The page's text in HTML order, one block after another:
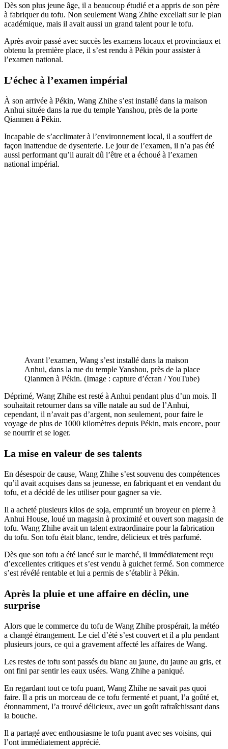
Dès son plus jeune âge, il a beaucoup étudié et a appris de son père
à fabriquer du tofu. Non seulement Wang Zhihe excellait sur le plan
académique, mais il avait aussi un grand talent pour le tofu.
Après avoir passé avec succès les examens locaux et provinciaux et
obtenu la première place, il s’est rendu à Pékin pour assister à
l’examen national.
L’échec à l’examen impérial
À son arrivée à Pékin, Wang Zhihe s’est installé dans la maison
Anhui située dans la rue du temple Yanshou, près de la porte
Qianmen à Pékin.
Incapable de s’acclimater à l’environnement local, il a souffert de
façon inattendue de dysenterie. Le jour de l’examen, il n’a pas été
aussi performant qu’il aurait dû l’être et a échoué à l’examen
national impérial.
Avant l’examen, Wang s’est installé dans la maison
Anhui, dans la rue du temple Yanshou, près de la place
Qianmen à Pékin. (Image : capture d’écran / YouTube)
Déprimé, Wang Zhihe est resté à Anhui pendant plus d’un mois. Il
souhaitait retourner dans sa ville natale au sud de l’Anhui,
cependant, il n’avait pas d’argent, non seulement, pour faire le
voyage de plus de 1000 kilomètres depuis Pékin, mais encore, pour
se nourrir et se loger.
La mise en valeur de ses talents
En désespoir de cause, Wang Zhihe s’est souvenu des compétences
qu’il avait acquises dans sa jeunesse, en fabriquant et en vendant du
tofu, et a décidé de les utiliser pour gagner sa vie.
Il a acheté plusieurs kilos de soja, emprunté un broyeur en pierre à
Anhui House, loué un magasin à proximité et ouvert son magasin de
tofu. Wang Zhihe avait un talent extraordinaire pour la fabrication
du tofu. Son tofu était blanc, tendre, délicieux et très parfumé.
Dès que son tofu a été lancé sur le marché, il immédiatement reçu
d’excellentes critiques et s’est vendu à guichet fermé. Son commerce
s’est révélé rentable et lui a permis de s’établir à Pékin.
Après la pluie et une affaire en déclin, une
surprise
Alors que le commerce du tofu de Wang Zhihe prospérait, la météo
a changé étrangement. Le ciel d’été s’est couvert et il a plu pendant
plusieurs jours, ce qui a gravement affecté les affaires de Wang.
Les restes de tofu sont passés du blanc au jaune, du jaune au gris, et
ont fini par sentir les eaux usées. Wang Zhihe a paniqué.
En regardant tout ce tofu puant, Wang Zhihe ne savait pas quoi
faire. Il a pris un morceau de ce tofu fermenté et puant, l’a goûté et,
étonnamment, l’a trouvé délicieux, avec un goût rafraîchissant dans
la bouche.
Il a partagé avec enthousiasme le tofu puant avec ses voisins, qui
l’ont immédiatement apprécié.